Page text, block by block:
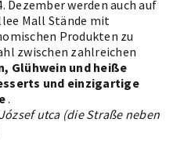
Dezember werden auch auf
Mall Stände mit
Produkten zu
zwischen zahlreichen
Glühwein und heiße
und einzigartige
.
utca (die Straße neben